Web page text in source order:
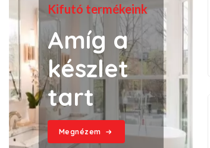
Kifutó termékeink
Amíg a
készlet
tart
Megnézem